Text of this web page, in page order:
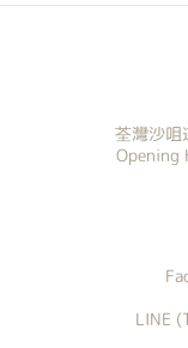
荃灣沙
LINE